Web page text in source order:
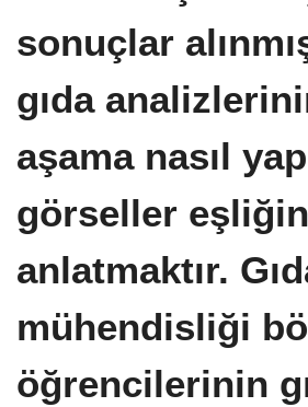
sonuçlar
gıda
aşama nasıl
görseller
anlatmaktır.
mühendisliği
öğrencilerinin